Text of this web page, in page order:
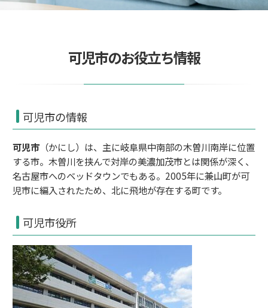
可児市のお役立ち情報
可児市の情報
可児市（かにし）は、主に岐阜県中南部の木曽川南岸に位置
する市。木曽川を挟んで対岸の美濃加茂市とは関係が深く 、
名古屋市へのベッドタウンでもある。 2005年に兼山町が可
児市に編入されたため、北に飛地が存在する町です。
可児市役所